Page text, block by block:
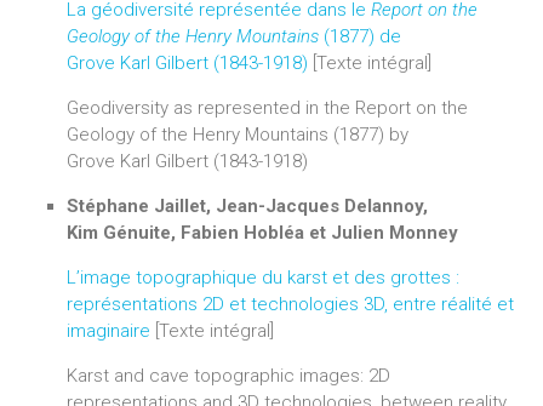
La géodiversité représentée dans le Report on the
Geology of the Henry Mountains (1877) de
Grove Karl Gilbert (1843-1918) [Texte intégral]
Geodiversity as represented in the Report on the
Geology of the Henry Mountains (1877) by
Grove Karl Gilbert (1843-1918)
Stéphane Jaillet, Jean-Jacques Delannoy,
Kim Génuite, Fabien Hobléa et Julien Monney
L’image topographique du karst et des grottes :
représentations 2D et technologies 3D, entre réalité et
imaginaire [Texte intégral]
Karst and cave topographic images: 2D